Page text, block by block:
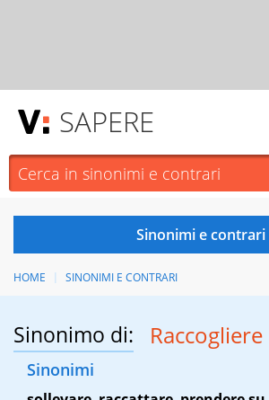
SAPERE
HOME SINONIMI E CONTRARI
Sinonimo di: Raccogliere
Sinonimi